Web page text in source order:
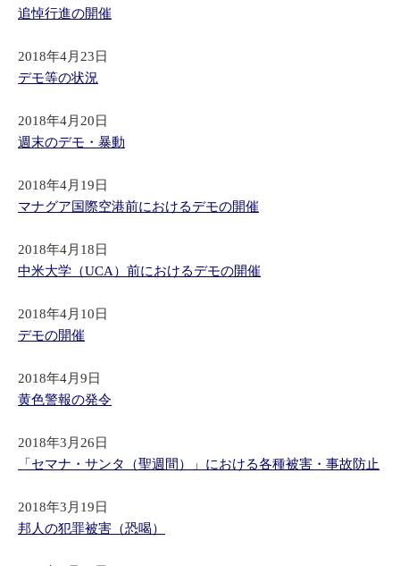
追悼行進の開催
2018年4月23日
デモ等の状況
2018年4月20日
週末のデモ・暴動
2018年4月19日
マナグア国際空港前におけるデモの開催
2018年4月18日
中米大学（UCA）前におけるデモの開催
2018年4月10日
デモの開催
2018年4月9日
黄色警報の発令
2018年3月26日
「セマナ・サンタ（聖週間）」における各種被害・事故防止
2018年3月19日
邦人の犯罪被害（恐喝）